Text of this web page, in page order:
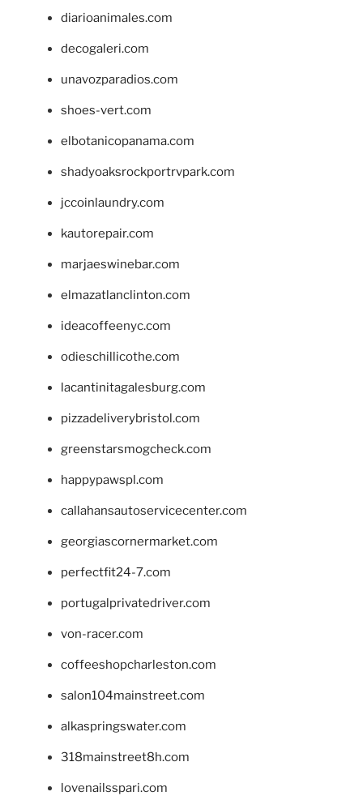
diarioanimales.com
decogaleri.com
unavozparadios.com
shoes-vert.com
elbotanicopanama.com
shadyoaksrockportrvpark.com
jccoinlaundry.com
kautorepair.com
marjaeswinebar.com
elmazatlanclinton.com
ideacoffeenyc.com
odieschillicothe.com
lacantinitagalesburg.com
pizzadeliverybristol.com
greenstarsmogcheck.com
happypawspl.com
callahansautoservicecenter.com
georgiascornermarket.com
perfectfit24-7.com
portugalprivatedriver.com
von-racer.com
coffeeshopcharleston.com
salon104mainstreet.com
alkaspringswater.com
318mainstreet8h.com
lovenailsspari.com